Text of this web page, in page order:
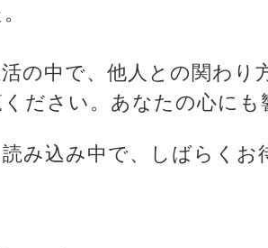
の中で、他人との関わり
ださい。あなたの心にも
み込み中で、しばらくお